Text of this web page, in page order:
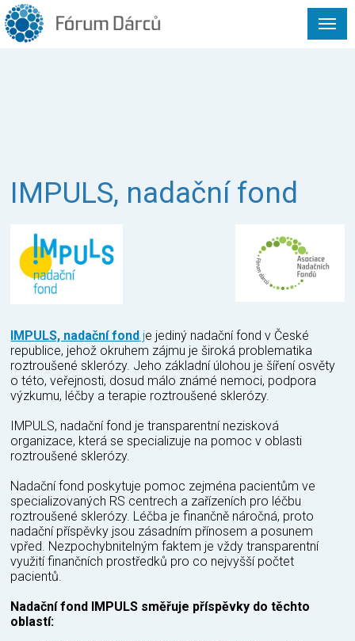
IMPULS, nadační fond
IMPULS, nadační fond je jediný nadační fond v České
republice, jehož okruhem zájmu je široká problematika
roztroušené sklerózy. Jeho základní úlohou je šíření osvěty
o této, veřejnosti, dosud málo známé nemoci, podpora
výzkumu, léčby a terapie roztroušené sklerózy.
IMPULS, nadační fond je transparentní nezisková
organizace, která se specializuje na pomoc v oblasti
roztroušené sklerózy.
Nadační fond poskytuje pomoc zejména pacientům ve
specializovaných RS centrech a zařízeních pro léčbu
roztroušené sklerózy. Léčba je finančně náročná, proto
nadační příspěvky jsou zásadním přínosem a posunem
vpřed. Nezpochybnitelným faktem je vždy transparentní
využití finančních prostředků pro co nejvyšší počtet
pacientů.
Nadační fond IMPULS směřuje příspěvky do těchto
oblastí: